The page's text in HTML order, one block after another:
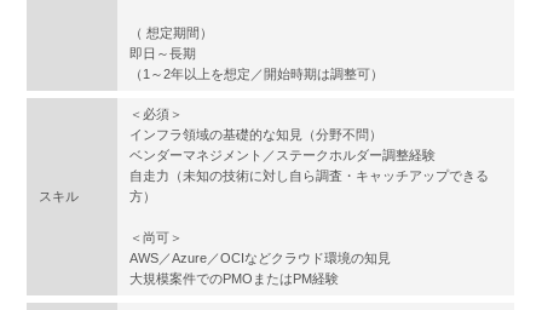
（ 想定期間）
即日～長期
（1～2年以上を想定／開始時期は調整可）
スキル
＜必須＞
インフラ領域の基礎的な知見（分野不問）
ベンダーマネジメント／ステークホルダー調整経験
自走力（未知の技術に対し自ら調査・キャッチアップできる
方）
＜尚可＞
AWS／Azure／OCIなどクラウド環境の知見
大規模案件でのPMOまたはPM経験